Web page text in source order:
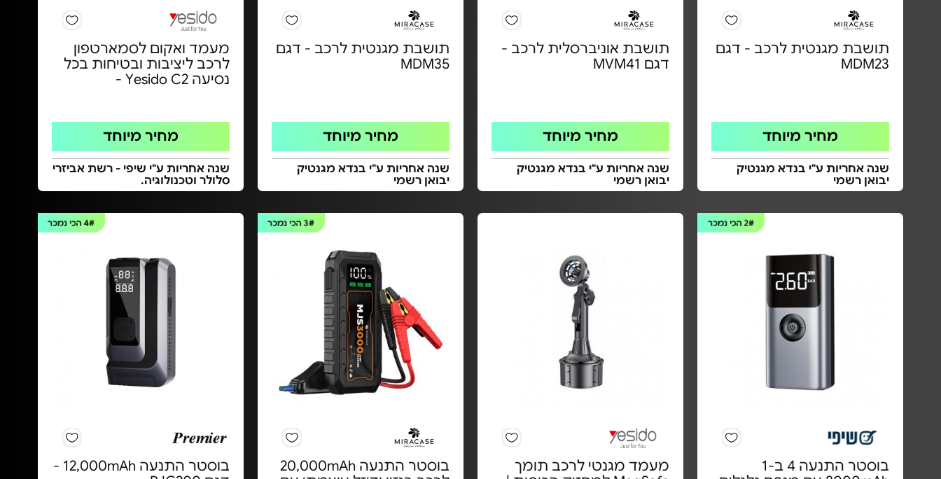
תושבת מגנטית לרכב - דגם
MDM23
מחיר מיוחד
שנה אחריות ע"י בנדא מגנטיק
יבואן רשמי
תושבת אוניברסלית לרכב -
דגם MVM41
מחיר מיוחד
שנה אחריות ע"י בנדא מגנטיק
יבואן רשמי
תושבת מגנטית לרכב - דגם
MDM35
מחיר מיוחד
שנה אחריות ע"י בנדא מגנטיק
יבואן רשמי
מעמד ואקום לסמארטפון
לרכב ליציבות ובטיחות בכל
נסיעה Yesido C2 -
מחיר מיוחד
שנה אחריות ע"י שיפי - רשת אביזרי
סלולר וטכנולוגיה.
2#הכי נמכר
בוסטר התנעה 4 ב-1
מעמד מגנטי לרכב תומך
3#הכי נמכר
בוסטר התנעה 20,000mAh
4#הכי נמכר
בוסטר התנעה 12,000mAh -